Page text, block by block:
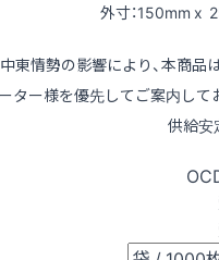
外寸：150mm x
東情勢の影響により、本商品
ター様を優先してご案内して
供給